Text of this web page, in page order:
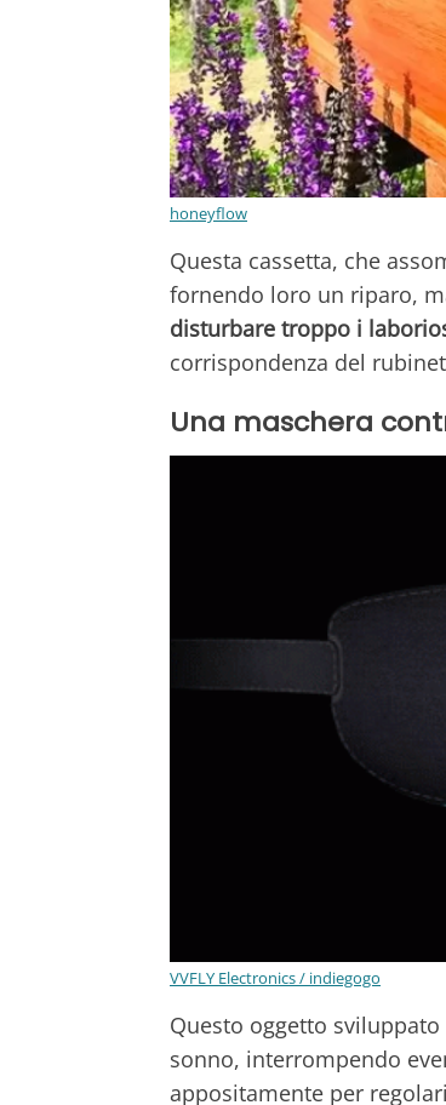
honeyflow
Questa cassetta, che
fornendo loro un riparo,
disturbare troppo i
corrispondenza del
Una maschera
VVFLY Electronics / indiegogo
Questo oggetto
sonno, interrompendo
appositamente per